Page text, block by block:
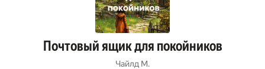
Почтовый ящик для покойников
Чайлд М.